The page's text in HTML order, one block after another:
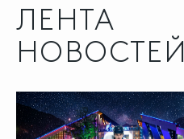
ЛЕНТА
НОВОСТЕЙ